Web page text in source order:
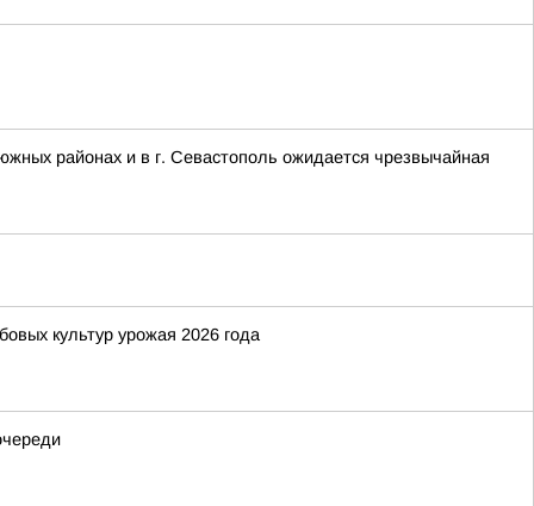
районах и в г. Севастополь ожидается чрезвычайная
культур урожая 2026 года